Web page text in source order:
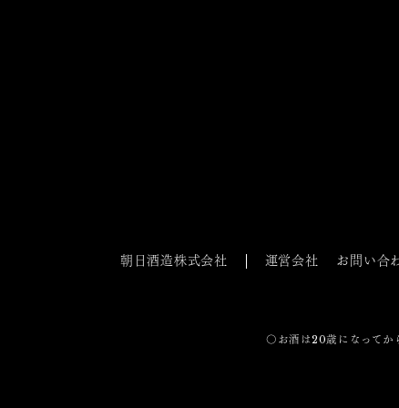
朝日酒造株式会社 運営会社 お問い合
〇お酒は20歳になってか